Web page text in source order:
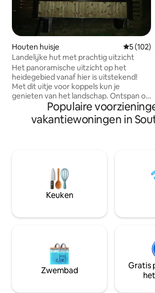
Houten huisje
5 (102)
Landelijke hut met prachtig uitzicht
Het panoramische uitzicht op het
heidegebied vanaf hier is uitstekend!
Met dit uitje voor koppels kun je
genieten van het landschap. Ontspan op
comfortabele banken en kijk uit het
raam of ontspan in het bubbelbad met
de vuurplaats. Je kunt onze alpaca's
Bekroonde marktplaats South Molton op
10 minuten rijden voor winkels,
afhaalmaaltijden en restaurants.
Donkere hemel Sterrenkijkgebied. Spot
dieren.
Populaire
vakantiewoningen in
Keuken
Zwembad
Gratis